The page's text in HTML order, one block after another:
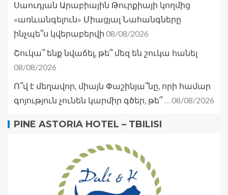
Սաուդյան Արաբիային Թուրքիայի կողմից
«առևանգելուն» Միացյալ Նահանգները
ինչպե՞ս կվերաբերվի 08/08/2026
Շուկա՞ ենք նվաճել, թե՞ մեզ են շուկա հանել
08/08/2026
Ո՞վ է մեղավոր, միայն Փաշինյա՞նը, որի համար
գոյություն չունեն կարմիր գծեր, թե՞ … 08/08/2026
PINE ASTORIA HOTEL – TBILISI